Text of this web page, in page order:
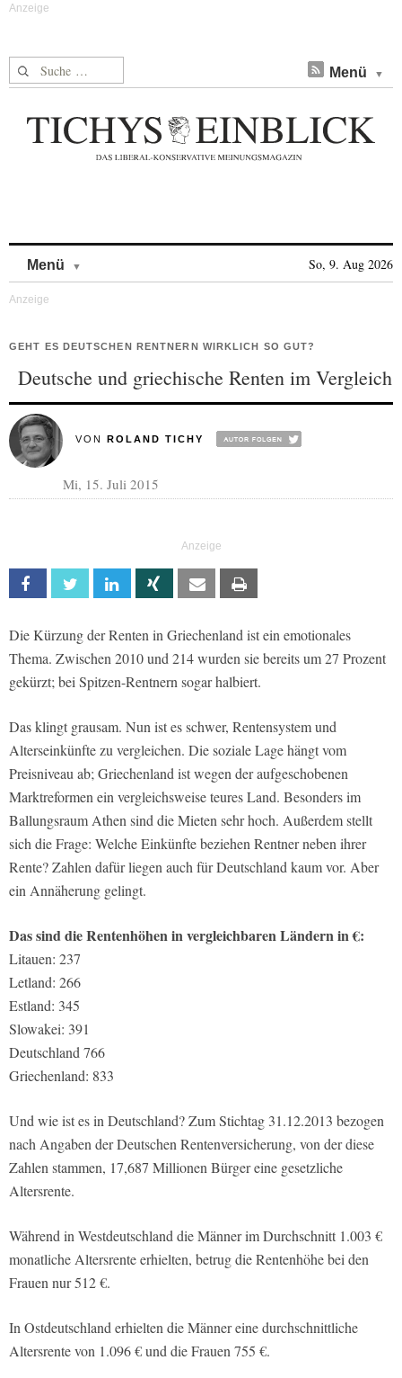
Suche nach: Menü
Menü So, 9. Aug 2026
GEHT ES DEUTSCHEN RENTNERN WIRKLICH SO GUT?
Deutsche und griechische Renten im Vergleich
VON ROLAND TICHY
Mi, 15. Juli 2015
Facebook Twitter Linkedin Xing Email
Die Kürzung der Renten in Griechenland ist ein emotionales
Thema. Zwischen 2010 und 214 wurden sie bereits um 27 Prozent
gekürzt; bei Spitzen-Rentnern sogar halbiert.
Das klingt grausam. Nun ist es schwer, Rentensystem und
Alterseinkünfte zu vergleichen. Die soziale Lage hängt vom
Preisniveau ab; Griechenland ist wegen der aufgeschobenen
Marktreformen ein vergleichsweise teures Land. Besonders im
Ballungsraum Athen sind die Mieten sehr hoch. Außerdem stellt
sich die Frage: Welche Einkünfte beziehen Rentner neben ihrer
Rente? Zahlen dafür liegen auch für Deutschland kaum vor. Aber
ein Annäherung gelingt.
Das sind die Rentenhöhen in vergleichbaren Ländern in €:
Litauen: 237
Letland: 266
Estland: 345
Slowakei: 391
Deutschland 766
Griechenland: 833
Und wie ist es in Deutschland? Zum Stichtag 31.12.2013 bezogen
nach Angaben der Deutschen Rentenversicherung, von der diese
Zahlen stammen, 17,687 Millionen Bürger eine gesetzliche
Altersrente.
Während in Westdeutschland die Männer im Durchschnitt 1.003 €
monatliche Altersrente erhielten, betrug die Rentenhöhe bei den
Frauen nur 512 €.
In Ostdeutschland erhielten die Männer eine durchschnittliche
Altersrente von 1.096 € und die Frauen 755 €.